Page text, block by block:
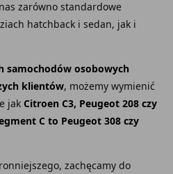
zarówno standardowe
hatchback i sedan, jak i
samochodów osobowych
klientów, możemy wymienić
jak Citroen C3, Peugeot 208 czy
C to Peugeot 308 czy
zachęcamy do